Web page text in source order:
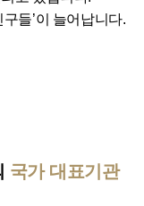
들’이 늘어납니다.
국가 대표기관